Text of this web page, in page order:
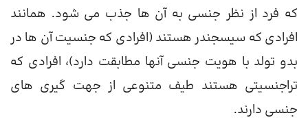
که فرد از نظر جنسی به آن ها جذب می شود. همانند
افرادی که سیسجندر هستند (افرادی که جنسیت آن ها در
بدو تولد با هویت جنسی آنها مطابقت دارد)، افرادی که
تراجنسیتی هستند طیف متنوعی از جهت گیری های
جنسی دارند.